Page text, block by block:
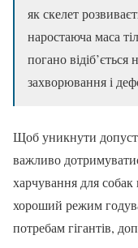
як скелет
наростаюча маса
погано відіб’ється
захворювання і
Щоб уникнути
важливо
харчування для
хороший режим
потребам гігантів,